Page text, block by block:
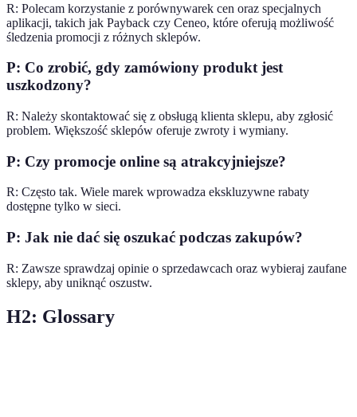
R: Polecam korzystanie z porównywarek cen oraz specjalnych
aplikacji, takich jak Payback czy Ceneo, które oferują możliwość
śledzenia promocji z różnych sklepów.
P: Co zrobić, gdy zamówiony produkt jest
uszkodzony?
R: Należy skontaktować się z obsługą klienta sklepu, aby zgłosić
problem. Większość sklepów oferuje zwroty i wymiany.
P: Czy promocje online są atrakcyjniejsze?
R: Często tak. Wiele marek wprowadza ekskluzywne rabaty
dostępne tylko w sieci.
P: Jak nie dać się oszukać podczas zakupów?
R: Zawsze sprawdzaj opinie o sprzedawcach oraz wybieraj zaufane
sklepy, aby uniknąć oszustw.
H2: Glossary